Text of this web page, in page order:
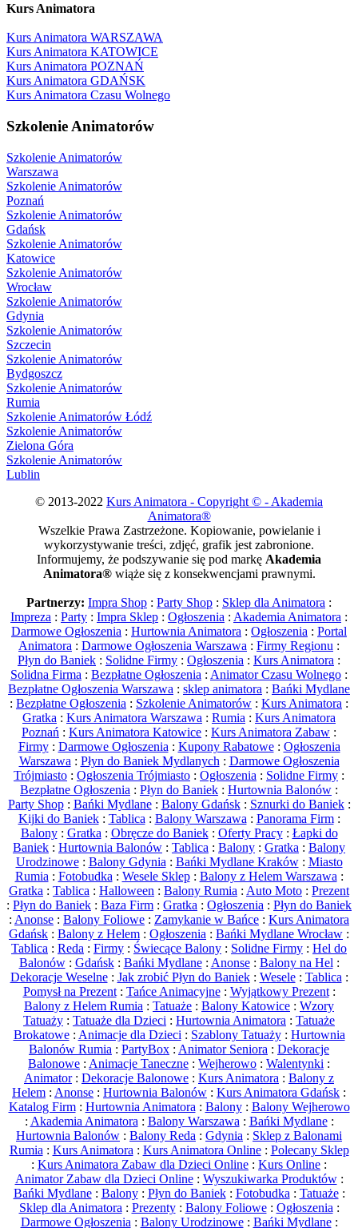
Kurs Animatora
Kurs Animatora WARSZAWA
Kurs Animatora KATOWICE
Kurs Animatora POZNAŃ
Kurs Animatora GDAŃSK
Kurs Animatora Czasu Wolnego
Szkolenie Animatorów
Szkolenie Animatorów
Warszawa
Szkolenie Animatorów
Poznań
Szkolenie Animatorów
Gdańsk
Szkolenie Animatorów
Katowice
Szkolenie Animatorów
Wrocław
Szkolenie Animatorów
Gdynia
Szkolenie Animatorów
Szczecin
Szkolenie Animatorów
Bydgoszcz
Szkolenie Animatorów
Rumia
Szkolenie Animatorów Łódź
Szkolenie Animatorów
Zielona Góra
Szkolenie Animatorów
Lublin
© 2013-2022 Kurs Animatora - Copyright © - Akademia
Animatora®
Wszelkie Prawa Zastrzeżone. Kopiowanie, powielanie i
wykorzystywanie treści, zdjęć, grafik jest zabronione.
Informujemy, że podszywanie się pod markę Akademia
Animatora®wiąże się z konsekwencjami prawnymi.
Partnerzy: Impra Shop : Party Shop : Sklep dla Animatora :
Impreza : Party : Impra Sklep : Ogłoszenia : Akademia Animatora :
Darmowe Ogłoszenia : Hurtownia Animatora : Ogłoszenia : Portal
Animatora : Darmowe Ogłoszenia Warszawa : Firmy Regionu :
Płyn do Baniek : Solidne Firmy : Ogłoszenia : Kurs Animatora :
Solidna Firma : Bezpłatne Ogłoszenia : Animator Czasu Wolnego :
Bezpłatne Ogłoszenia Warszawa : sklep animatora : Bańki Mydlane
: Bezpłatne Ogłoszenia : Szkolenie Animatorów : Kurs Animatora :
Gratka : Kurs Animatora Warszawa : Rumia : Kurs Animatora
Poznań : Kurs Animatora Katowice : Kurs Animatora Zabaw :
Firmy: Darmowe Ogłoszenia : Kupony Rabatowe: Ogłoszenia
Warszawa : Płyn do Baniek Mydlanych : Darmowe Ogłoszenia
Trójmiasto : Ogłoszenia Trójmiasto : Ogłoszenia : Solidne Firmy :
Bezpłatne Ogłoszenia : Płyn do Baniek : Hurtownia Balonów :
Party Shop: Bańki Mydlane: Balony Gdańsk: Sznurki do Baniek:
Kijki do Baniek: Tablica : Balony Warszawa : Panorama Firm:
Balony: Gratka : Obręcze do Baniek: Oferty Pracy: Łapki do
Baniek : Hurtownia Balonów : Tablica : Balony : Gratka : Balony
Urodzinowe: Balony Gdynia : Bańki Mydlane Kraków: Miasto
Rumia : Fotobudka : Wesele Sklep: Balony z Helem Warszawa :
Gratka : Tablica : Halloween : Balony Rumia : Auto Moto : Prezent
: Płyn do Baniek : Baza Firm : Gratka : Ogłoszenia : Płyn do Baniek
: Anonse : Balony Foliowe : Zamykanie w Bańce : Kurs Animatora
Gdańsk : Balony z Helem : Ogłoszenia : Bańki Mydlane Wrocław :
Tablica : Reda : Firmy : Świecące Balony : Solidne Firmy : Hel do
Balonów: Gdańsk: Bańki Mydlane: Anonse: Balony na Hel :
Dekoracje Weselne: Jak zrobić Płyn do Baniek: Wesele: Tablica :
Pomysł na Prezent: Tańce Animacyjne: Wyjątkowy Prezent:
Balony z Helem Rumia : Tatuaże : Balony Katowice : Wzory
Tatuaży : Tatuaże dla Dzieci : Hurtownia Animatora : Tatuaże
Brokatowe: Animacje dla Dzieci : Szablony Tatuaży: Hurtownia
Balonów Rumia : PartyBox : Animator Seniora : Dekoracje
Balonowe : Animacje Taneczne : Wejherowo : Walentynki :
Animator: Dekoracje Balonowe : Kurs Animatora : Balony z
Helem : Anonse : Hurtownia Balonów : Kurs Animatora Gdańsk :
Katalog Firm: Hurtownia Animatora : Balony: Balony Wejherowo
: Akademia Animatora : Balony Warszawa : Bańki Mydlane:
Hurtownia Balonów : Balony Reda : Gdynia : Sklep z Balonami
Rumia : Kurs Animatora : Kurs Animatora Online: Polecany Sklep
: Kurs Animatora Zabaw dla Dzieci Online : Kurs Online :
Animator Zabaw dla Dzieci Online: Wyszukiwarka Produktów:
Bańki Mydlane: Balony: Płyn do Baniek: Fotobudka : Tatuaże:
Sklep dla Animatora : Prezenty: Balony Foliowe: Ogłoszenia :
Darmowe Ogłoszenia : Balony Urodzinowe: Bańki Mydlane: